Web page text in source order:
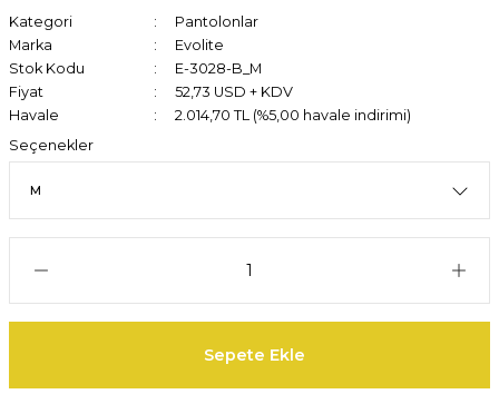
Kategori
Pantolonlar
Marka
Evolite
Stok Kodu
E-3028-B_M
Fiyat
52,73 USD + KDV
Havale
2.014,70 TL (%5,00 havale indirimi)
Seçenekler
Sepete Ekle